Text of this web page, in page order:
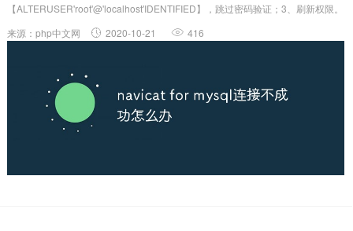
【ALTERUSER'root'@'localhost'IDENTIFIED】，跳过密码验证；3、刷新权限。
来源：php中文网 2020-10-21 416